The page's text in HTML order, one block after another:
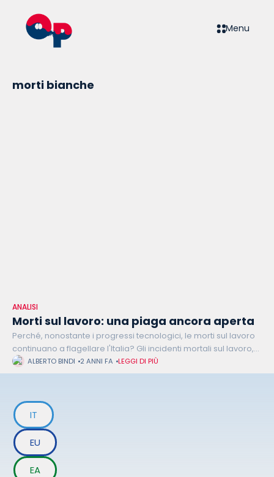
Menu
morti bianche
ANALISI
Morti sul lavoro: una piaga ancora aperta
Perché, nonostante i progressi tecnologici, le morti sul lavoro
continuano a flagellare l'Italia? Gli incidenti mortali sul lavoro,
come quelli recenti a Bologna e in un'azienda di surgelati,
evidenziano un
ALBERTO BINDI 2 ANNI FA LEGGI DI PIÙ
IT
EU
EA